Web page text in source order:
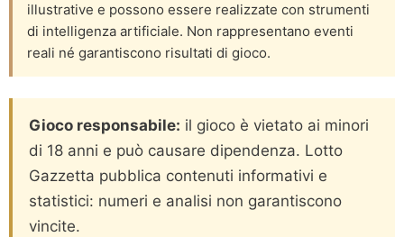
illustrative e possono essere realizzate con strumenti
di intelligenza artificiale. Non rappresentano eventi
reali né garantiscono risultati di gioco.
Gioco responsabile: il gioco è vietato ai minori
di 18 anni e può causare dipendenza. Lotto
Gazzetta pubblica contenuti informativi e
statistici: numeri e analisi non garantiscono
vincite.